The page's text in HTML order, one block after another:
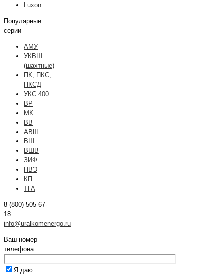
Luxon
Популярные
серии
АМУ
УКВШ
(шахтные)
ПК, ПКС,
ПКСД
УКС 400
ВР
МК
ВВ
АВШ
ВШ
ВШВ
ЗИФ
НВЭ
КП
ТГА
8 (800) 505-67-
18
info@uralkomenergo.ru
Ваш номер
телефона
Я даю